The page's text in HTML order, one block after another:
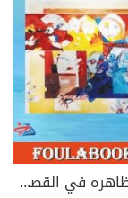
السرد ومظاهره في القصة العربية القصيرة